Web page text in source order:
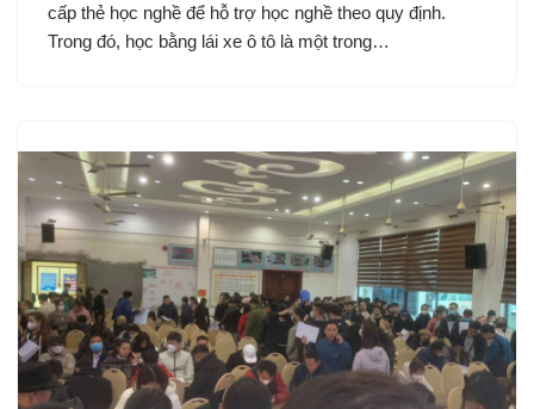
cấp thẻ học nghề để hỗ trợ học nghề theo quy định.
Trong đó, học bằng lái xe ô tô là một trong…